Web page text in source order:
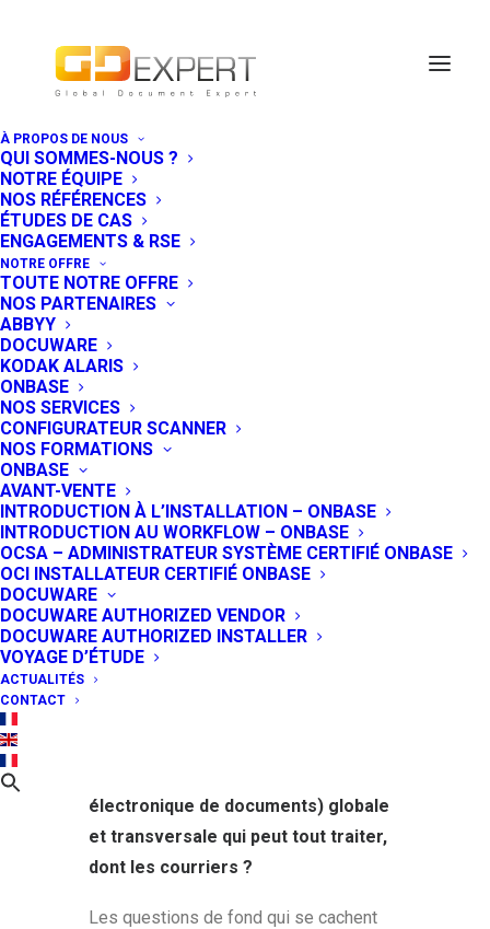
À PROPOS DE NOUS
QUI SOMMES-NOUS ?
NOTRE ÉQUIPE
NOS RÉFÉRENCES
ÉTUDES DE CAS
ENGAGEMENTS & RSE
NOTRE OFFRE
TOUTE NOTRE OFFRE
NOS PARTENAIRES
ABBYY
DOCUWARE
KODAK ALARIS
ONBASE
NOS SERVICES
CONFIGURATEUR SCANNER
NOS FORMATIONS
ONBASE
AVANT-VENTE
INTRODUCTION À L’INSTALLATION – ONBASE
INTRODUCTION AU WORKFLOW – ONBASE
OCSA – ADMINISTRATEUR SYSTÈME CERTIFIÉ ONBASE
OCI INSTALLATEUR CERTIFIÉ ONBASE
DOCUWARE
DOCUWARE AUTHORIZED VENDOR
DOCUWARE AUTHORIZED INSTALLER
VOYAGE D’ÉTUDE
ACTUALITÉS
CONTACT
Gestion
numérique du
courrier avec une
solution métier
courrier ou une
solution GED
globale ?
23 DÉCEMBRE 2015
GESTION DE CONTENUS - ECM
Ce mois-ci, GD Expert vous
accompagne sur la question que de
nombreuses organisations,
entreprises ou institutions, se pose
sur la gestion numérique du courrier :
électronique de documents) globale
et transversale qui peut tout traiter,
dont les courriers ?
Les questions de fond qui se cachent